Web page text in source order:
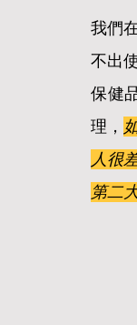
我們
不出
保健
理，
人很
第二